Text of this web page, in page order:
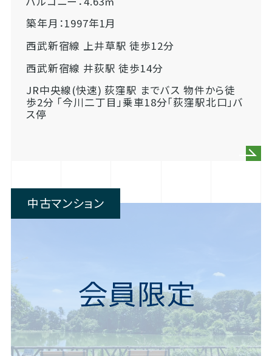
築年月：1997年1月
西武新宿線 上井草駅 徒歩12分
西武新宿線 井荻駅 徒歩14分
JR中央線(快速) 荻窪駅 までバス 物件から徒
歩2分 「今川二丁目」乗車18分「荻窪駅北口」バ
ス停
中古マンション